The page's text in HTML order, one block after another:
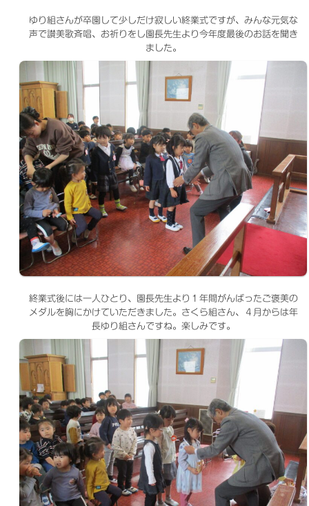
ゆり組さんが卒園して少しだけ寂しい終業式ですが、みんな元気な
声で讃美歌斉唱、お祈りをし園長先生より今年度最後のお話を聞き
ました。
終業式後には一人ひとり、園長先生より１年間がんばったご褒美の
メダルを胸にかけていただきました。さくら組さん、４月からは年
長ゆり組さんですね。楽しみです。